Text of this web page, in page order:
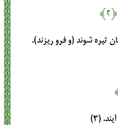
﴿۲﴾
تیره شوند (و فرو ریزند).
(۳)